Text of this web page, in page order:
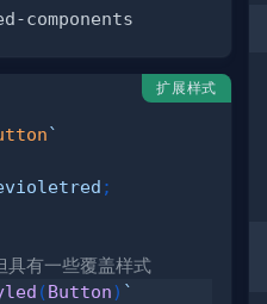
扩展样式
`
;
有一些覆盖样式
(Button) `